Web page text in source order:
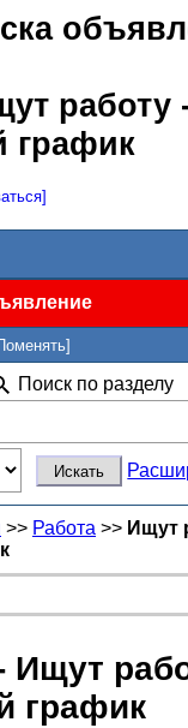
работу
график
Поиск по разделу
>> Работа >> Ищут
Ищут
график